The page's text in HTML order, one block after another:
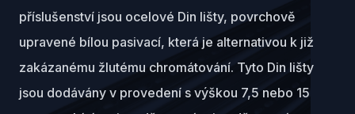
příslušenství jsou ocelové Din lišty, povrchově
upravené bílou pasivací, která je alternativou k již
zakázanému žlutému chromátování. Tyto Din lišty
jsou dodávány v provedení s výškou 7,5 nebo 15